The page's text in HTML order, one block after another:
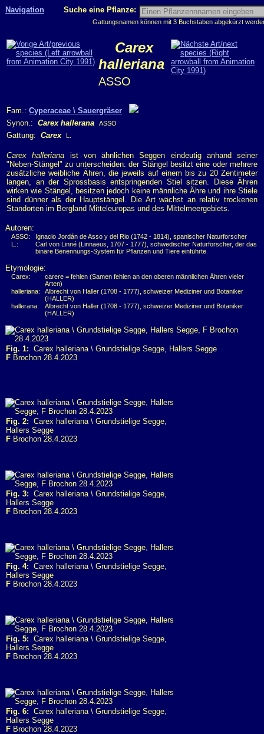
Navigation Suche eine Pflanze:
Gattungsnamen können mit 3 Buchstaben abgekürzt
Carex
halleriana
ASSO
Fam.: Cyperaceae \ Sauergräser
Synon.: Carex hallerana ASSO
Gattung: Carex L.
Carex halleriana ist von ähnlichen Seggen eindeutig anhand seiner
"Neben-Stängel" zu unterscheiden: der Stängel besitzt eine oder mehrere
zusätzliche weibliche Ähren, die jeweils auf einem bis zu 20 Zentimeter
langen, an der Sprossbasis entspringenden Stiel sitzen. Diese Ähren
wirken wie Stängel, besitzen jedoch keine männliche Ähre und ihre Stiele
sind dünner als der Hauptstängel. Die Art wächst an relativ trockenen
Standorten im Bergland Mitteleuropas und des Mittelmeergebiets.
Autoren:
ASSO:
Ignacio Jordán de Asso y del Rio (1742 - 1814), spanischer Naturforscher
L.:
Carl von Linné (Linnaeus, 1707 - 1777), schwedischer Naturforscher, der das
binäre Benennungs-System für Pflanzen und Tiere einführte
Etymologie:
Carex:
carere = fehlen (Samen fehlen an den oberen männlichen Ähren vieler
Arten)
halleriana:
Albrecht von Haller (1708 - 1777), schweizer Mediziner und Botaniker
(HALLER)
hallerana:
Albrecht von Haller (1708 - 1777), schweizer Mediziner und Botaniker
(HALLER)
Fig. 1: Carex halleriana \ Grundstielige Segge, Hallers Segge
F Brochon 28.4.2023
Fig. 2: Carex halleriana \ Grundstielige Segge,
Hallers Segge
F Brochon 28.4.2023
Fig. 3: Carex halleriana \ Grundstielige Segge,
Hallers Segge
F Brochon 28.4.2023
Fig. 4: Carex halleriana \ Grundstielige Segge,
Hallers Segge
F Brochon 28.4.2023
Fig. 5: Carex halleriana \ Grundstielige Segge,
Hallers Segge
F Brochon 28.4.2023
Fig. 6: Carex halleriana \ Grundstielige Segge,
Hallers Segge
F Brochon 28.4.2023